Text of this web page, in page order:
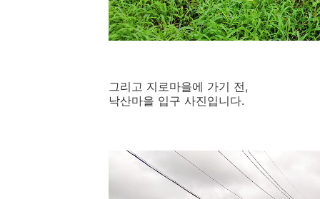
그리고 지로마을에 가기 전,
낙산마을 입구 사진입니다.